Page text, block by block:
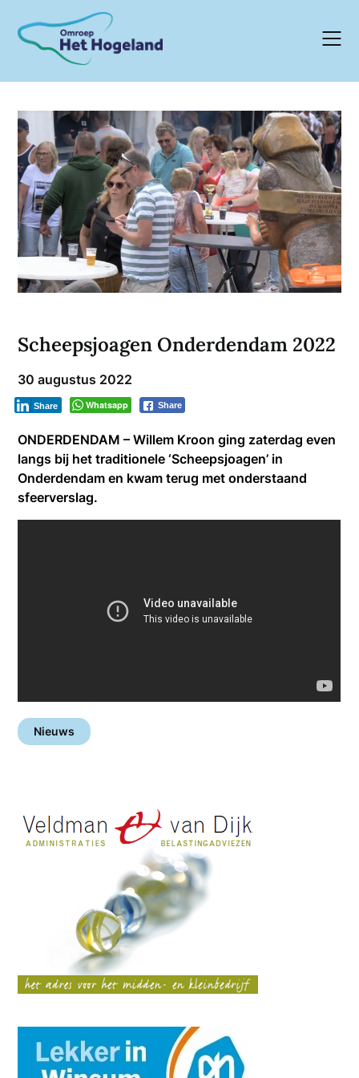
content
Scheepsjoagen Onderdendam 2022
30 augustus 2022
Whatsapp Share
Share
ONDERDENDAM – Willem Kroon ging zaterdag even
langs bij het traditionele ‘Scheepsjoagen’ in
Onderdendam en kwam terug met onderstaand
sfeerverslag.
Nieuws